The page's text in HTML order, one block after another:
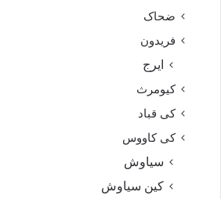
ضحاک
فریدون
ایرج
کیومرث
کی قباد
کی کاووس
سیاوش
کین سیاوش